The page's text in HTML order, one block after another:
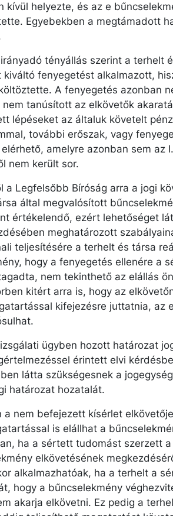
kívül helyezte, és az e
Egyebekben a megtámadott
tényállás szerint a terhelt
fenyegetést alkalmazott,
A fenyegetés azonban
tanúsított az elkövetők
lépéseket az általuk követelt
további erőszak, vagy
amelyre azonban sem az
nem került sor.
a Legfelsőbb Bíróság arra a jogi
által megvalósított
értékelendő, ezért lehetőséget
meghatározott
teljesítésére a terhelt és társa
hogy a fenyegetés ellenére a
nem tekinthető az elállás
kitért arra is, hogy az
kifejezésre juttatnia, az
ügyben hozott határozat
érintett elvi
látta szükségesnek a
határozat hozatalát.
a nem befejezett kísérlet
is elállhat a
ha a sértett tudomást szerzett a
elkövetésének
alkalmazhatóak, ha a terhelt a
hogy a bűncselekmény
akarja elkövetni. Ez pedig a